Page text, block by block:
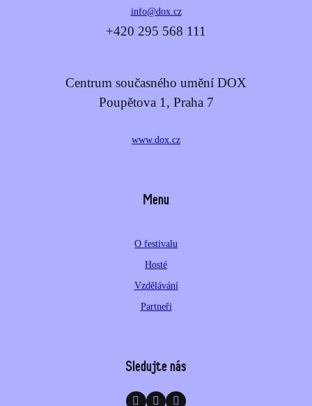
info@dox.cz
+420 295 568 111
Centrum současného umění DOX
Poupětova 1, Praha 7
www.dox.cz
Menu
O festivalu
Hosté
Vzdělávání
Partneři
Sledujte nás